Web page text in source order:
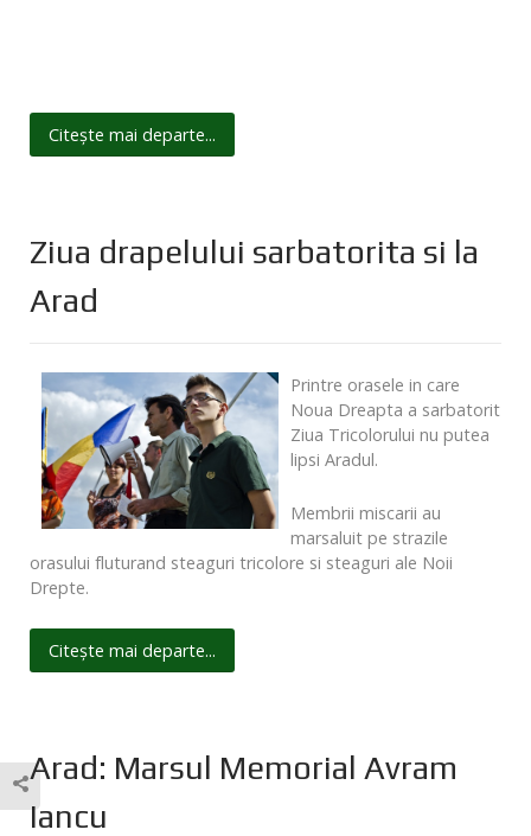
Citește mai departe...
Ziua drapelului sarbatorita si la
Arad
Printre orasele in care
Noua Dreapta a sarbatorit
Ziua Tricolorului nu putea
lipsi Aradul.
Membrii miscarii au
marsaluit pe strazile
orasului fluturand steaguri tricolore si steaguri ale Noii
Drepte.
Citește mai departe...
Arad: Marsul Memorial Avram
Iancu